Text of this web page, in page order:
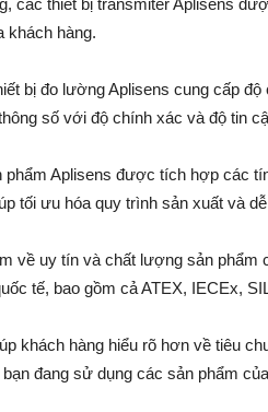
khách hàng.
bị đo lường Aplisens cung cấp
số với độ chính xác và độ tin
Aplisens được tích hợp các
tối ưu hóa quy trình sản xuất và
về uy tín và chất lượng sản phẩm
tế, bao gồm cả ATEX, IECEx,
khách hàng hiểu rõ hơn về tiêu
bạn đang sử dụng các sản phẩm